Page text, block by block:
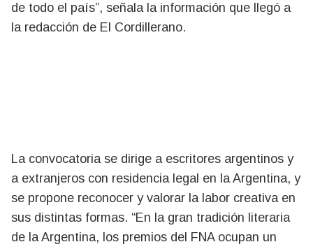
de todo el país”, señala la información que llegó a
la redacción de El Cordillerano.
La convocatoria se dirige a escritores argentinos y
a extranjeros con residencia legal en la Argentina, y
se propone reconocer y valorar la labor creativa en
sus distintas formas. “En la gran tradición literaria
de la Argentina, los premios del FNA ocupan un